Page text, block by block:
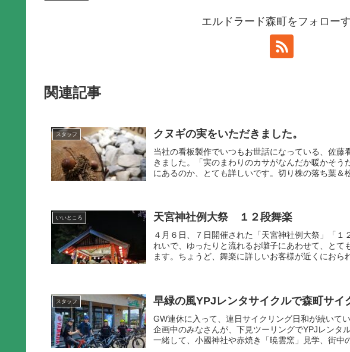
エルドラード森町をフォロー
関連記事
スタッフ クヌギの実をいただきました。
当社の看板製作でいつもお世話になっている、佐
きました。「実のまわりのカサがなんだか暖かそう
にあるのか、とても詳しいです。切り株の落ち葉＆
いいところ 天宮神社例大祭 １２段舞楽
４月６日、７日開催された「天宮神社例大祭」「１
れいで、ゆったりと流れるお囃子にあわせて、とて
ます。ちょうど、舞楽に詳しいお客様が近くにおら
スタッフ 早緑の風YPJレンタサイクルで森町サイ
GW連休に入って、連日サイクリング日和が続いて
企画中のみなさんが、下見ツーリングでYPJレンタ
一緒して、小國神社や赤焼き「暁雲窯」見学、街中